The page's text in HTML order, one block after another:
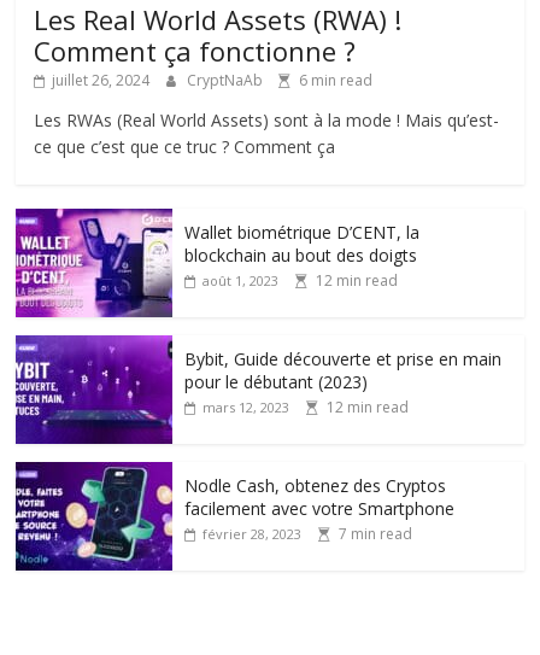
Les Real World Assets (RWA) !
Comment ça fonctionne ?
juillet 26, 2024 CryptNaAb 6 min read
Les RWAs (Real World Assets) sont à la mode ! Mais qu’est-
ce que c’est que ce truc ? Comment ça
Wallet biométrique D’CENT, la
blockchain au bout des doigts
août 1, 2023 12 min read
Bybit, Guide découverte et prise en main
pour le débutant (2023)
mars 12, 2023 12 min read
Nodle Cash, obtenez des Cryptos
facilement avec votre Smartphone
février 28, 2023 7 min read